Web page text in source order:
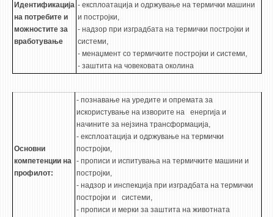
НАСТАВЕН КАДАР
РЕДОВНИ ПРОФ.
ВОНРЕДНИ ПРОФ.
ПЕНЗИОНИРАН КАДАР
IN MEMORIAM
Идентификација
на потребите и
можностите за
вработување
- експлоатација и одржување на термички машини
и постројки,
- надзор при изградбата на термички постројки и
системи,
- менаџмент со термичките постројки и системи,
- заштита на човековата околина
Основни
компетенции на
профилот:
- познавање на уредите и опремата за
искористување на изворите на енергија и
начините за нејзина трансформација,
- експлоатација и одржување на термички
постројки,
- прописи и испитувања на термичките машини и
постројки,
- надзор и инспекција при изградбата на термички
постројки и системи,
- прописи и мерки за заштита на животната